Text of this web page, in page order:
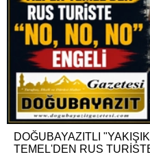
DOĞUBAYAZITLI
TEMEL'DEN RUS